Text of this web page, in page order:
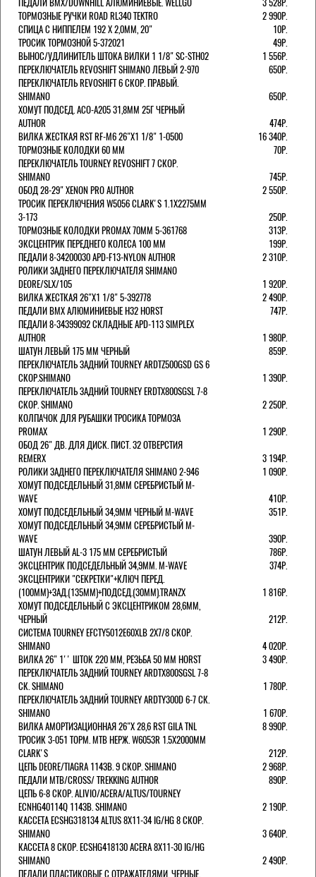
ТОРМОЗНЫЕ РУЧКИ ROAD RL340 TEKTRO
2 990Р.
СПИЦА С НИППЕЛЕМ 192 Х 2,0ММ, 20"
10Р.
ТРОСИК ТОРМОЗНОЙ 5-372021
49Р.
ВЫНОС/УДЛИНИТЕЛЬ ШТОКА ВИЛКИ 1 1/8" SC-STH02
1 556Р.
ПЕРЕКЛЮЧАТЕЛЬ REVOSHIFT SHIMANO ЛЕВЫЙ 2-970
650Р.
ПЕРЕКЛЮЧАТЕЛЬ REVOSHIFT 6 СКОР. ПРАВЫЙ.
SHIMANO
650Р.
ХОМУТ ПОДСЕД. ACO-A205 31,8ММ 25Г ЧЕРНЫЙ
AUTHOR
474Р.
ВИЛКА ЖЕСТКАЯ RST RF-M6 26"Х1 1/8" 1-0500
16 340Р.
ТОРМОЗНЫЕ КОЛОДКИ 60 ММ
70Р.
ПЕРЕКЛЮЧАТЕЛЬ TOURNEY REVOSHIFT 7 СКОР.
SHIMANO
745Р.
ОБОД 28-29" XENON PRO AUTHOR
2 550Р.
ТРОСИК ПЕРЕКЛЮЧЕНИЯ W5056 CLARK'S 1.1Х2275ММ
3-173
250Р.
ТОРМОЗНЫЕ КОЛОДКИ PROMAX 70ММ 5-361768
313Р.
ЭКСЦЕНТРИК ПЕРЕДНЕГО КОЛЕСА 100 ММ
199Р.
ПЕДАЛИ 8-34200030 APD-F13-NYLON AUTHOR
2 310Р.
РОЛИКИ ЗАДНЕГО ПЕРЕКЛЮЧАТЕЛЯ SHIMANO
DEORE/SLX/105
1 920Р.
ВИЛКА ЖЕСТКАЯ 26"Х1 1/8" 5-392778
2 490Р.
ПЕДАЛИ BMX АЛЮМИНИЕВЫЕ H32 HORST
747Р.
ПЕДАЛИ 8-34399092 СКЛАДНЫЕ APD-113 SIMPLEX
AUTHOR
1 980Р.
ШАТУН ЛЕВЫЙ 175 ММ ЧЕРНЫЙ
859Р.
ПЕРЕКЛЮЧАТЕЛЬ ЗАДНИЙ TOURNEY ARDTZ500GSD GS 6
СКОР.SHIMANO
1 390Р.
ПЕРЕКЛЮЧАТЕЛЬ ЗАДНИЙ TOURNEY ERDTX800SGSL 7-8
СКОР. SHIMANO
2 250Р.
КОЛПАЧОК ДЛЯ РУБАШКИ ТРОСИКА ТОРМОЗА
PROMAX
1 290Р.
ОБОД 26" ДВ. ДЛЯ ДИСК. ПИСТ. 32 ОТВЕРСТИЯ
REMERX
3 194Р.
РОЛИКИ ЗАДНЕГО ПЕРЕКЛЮЧАТЕЛЯ SHIMANO 2-946
1 090Р.
ХОМУТ ПОДСЕДЕЛЬНЫЙ 31,8ММ СЕРЕБРИСТЫЙ M-
WAVE
410Р.
ХОМУТ ПОДСЕДЕЛЬНЫЙ 34,9ММ ЧЕРНЫЙ M-WAVE
351Р.
ХОМУТ ПОДСЕДЕЛЬНЫЙ 34,9ММ СЕРЕБРИСТЫЙ M-
WAVE
390Р.
ШАТУН ЛЕВЫЙ AL-3 175 ММ СЕРЕБРИСТЫЙ
786Р.
ЭКСЦЕНТРИК ПОДСЕДЕЛЬНЫЙ 34,9ММ. M-WAVE
374Р.
ЭКСЦЕНТРИКИ "СЕКРЕТКИ"+КЛЮЧ ПЕРЕД.
(100ММ)+ЗАД.(135ММ)+ПОДСЕД.(30ММ).TRANZX
1 816Р.
ХОМУТ ПОДСЕДЕЛЬНЫЙ С ЭКСЦЕНТРИКОМ 28,6ММ,
ЧЕРНЫЙ
212Р.
СИСТЕМА TOURNEY EFCTY5012E60XLB 2X7/8 СКОР.
SHIMANO
4 020Р.
ВИЛКА 26" 1'' ШТОК 220 ММ, РЕЗЬБА 50 ММ HORST
3 490Р.
ПЕРЕКЛЮЧАТЕЛЬ ЗАДНИЙ TOURNEY ARDTX800SGSL 7-8
СК. SHIMANO
1 780Р.
ПЕРЕКЛЮЧАТЕЛЬ ЗАДНИЙ TOURNEY ARDTY300D 6-7 СК.
SHIMANO
1 670Р.
ВИЛКА АМОРТИЗАЦИОННАЯ 26"Х 28,6 RST GILA TNL
8 990Р.
ТРОСИК 3-051 ТОРМ. MTB НЕРЖ. W6053R 1.5Х2000ММ
СLARK'S
212Р.
ЦЕПЬ DEORE/TIAGRA 114ЗВ. 9 СКОР. SHIMANO
2 968Р.
ПЕДАЛИ MTB/CROSS/ TREKKING AUTHOR
890Р.
ЦЕПЬ 6-8 СКОР. ALIVIO/ACERA/ALTUS/TOURNEY
ECNHG40114Q 114ЗВ. SHIMANO
2 190Р.
КАССЕТА ECSHG318134 ALTUS 8Х11-34 IG/HG 8 СКОР.
SHIMANO
3 640Р.
КАССЕТА 8 СКОР. ECSHG418130 ACERA 8Х11-30 IG/HG
SHIMANO
2 490Р.
ПЕДАЛИ ПЛАСТИКОВЫЕ С ОТРАЖАТЕЛЯМИ, ЧЕРНЫЕ.